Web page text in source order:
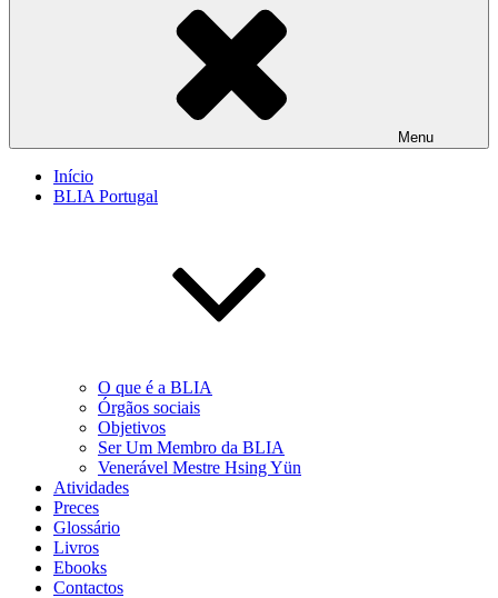
Menu
Início
BLIA Portugal
O que é a BLIA
Órgãos sociais
Objetivos
Ser Um Membro da BLIA
Venerável Mestre Hsing Yün
Atividades
Preces
Glossário
Livros
Ebooks
Contactos